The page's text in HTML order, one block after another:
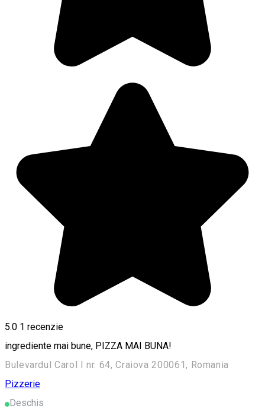
5.0 1 recenzie
ingrediente mai bune, PIZZA MAI BUNA!
Bulevardul Carol I nr. 64, Craiova 200061, Romania
Pizzerie
Deschis